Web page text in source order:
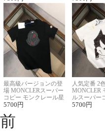
最高級バージョンの登
場 MONCLERスーパー
コピー モンクレール星
座半袖Tシャツ
5700 円
人気定番 2
MONCLER
ルスーパー
ント半袖Tシ
5700 円
前